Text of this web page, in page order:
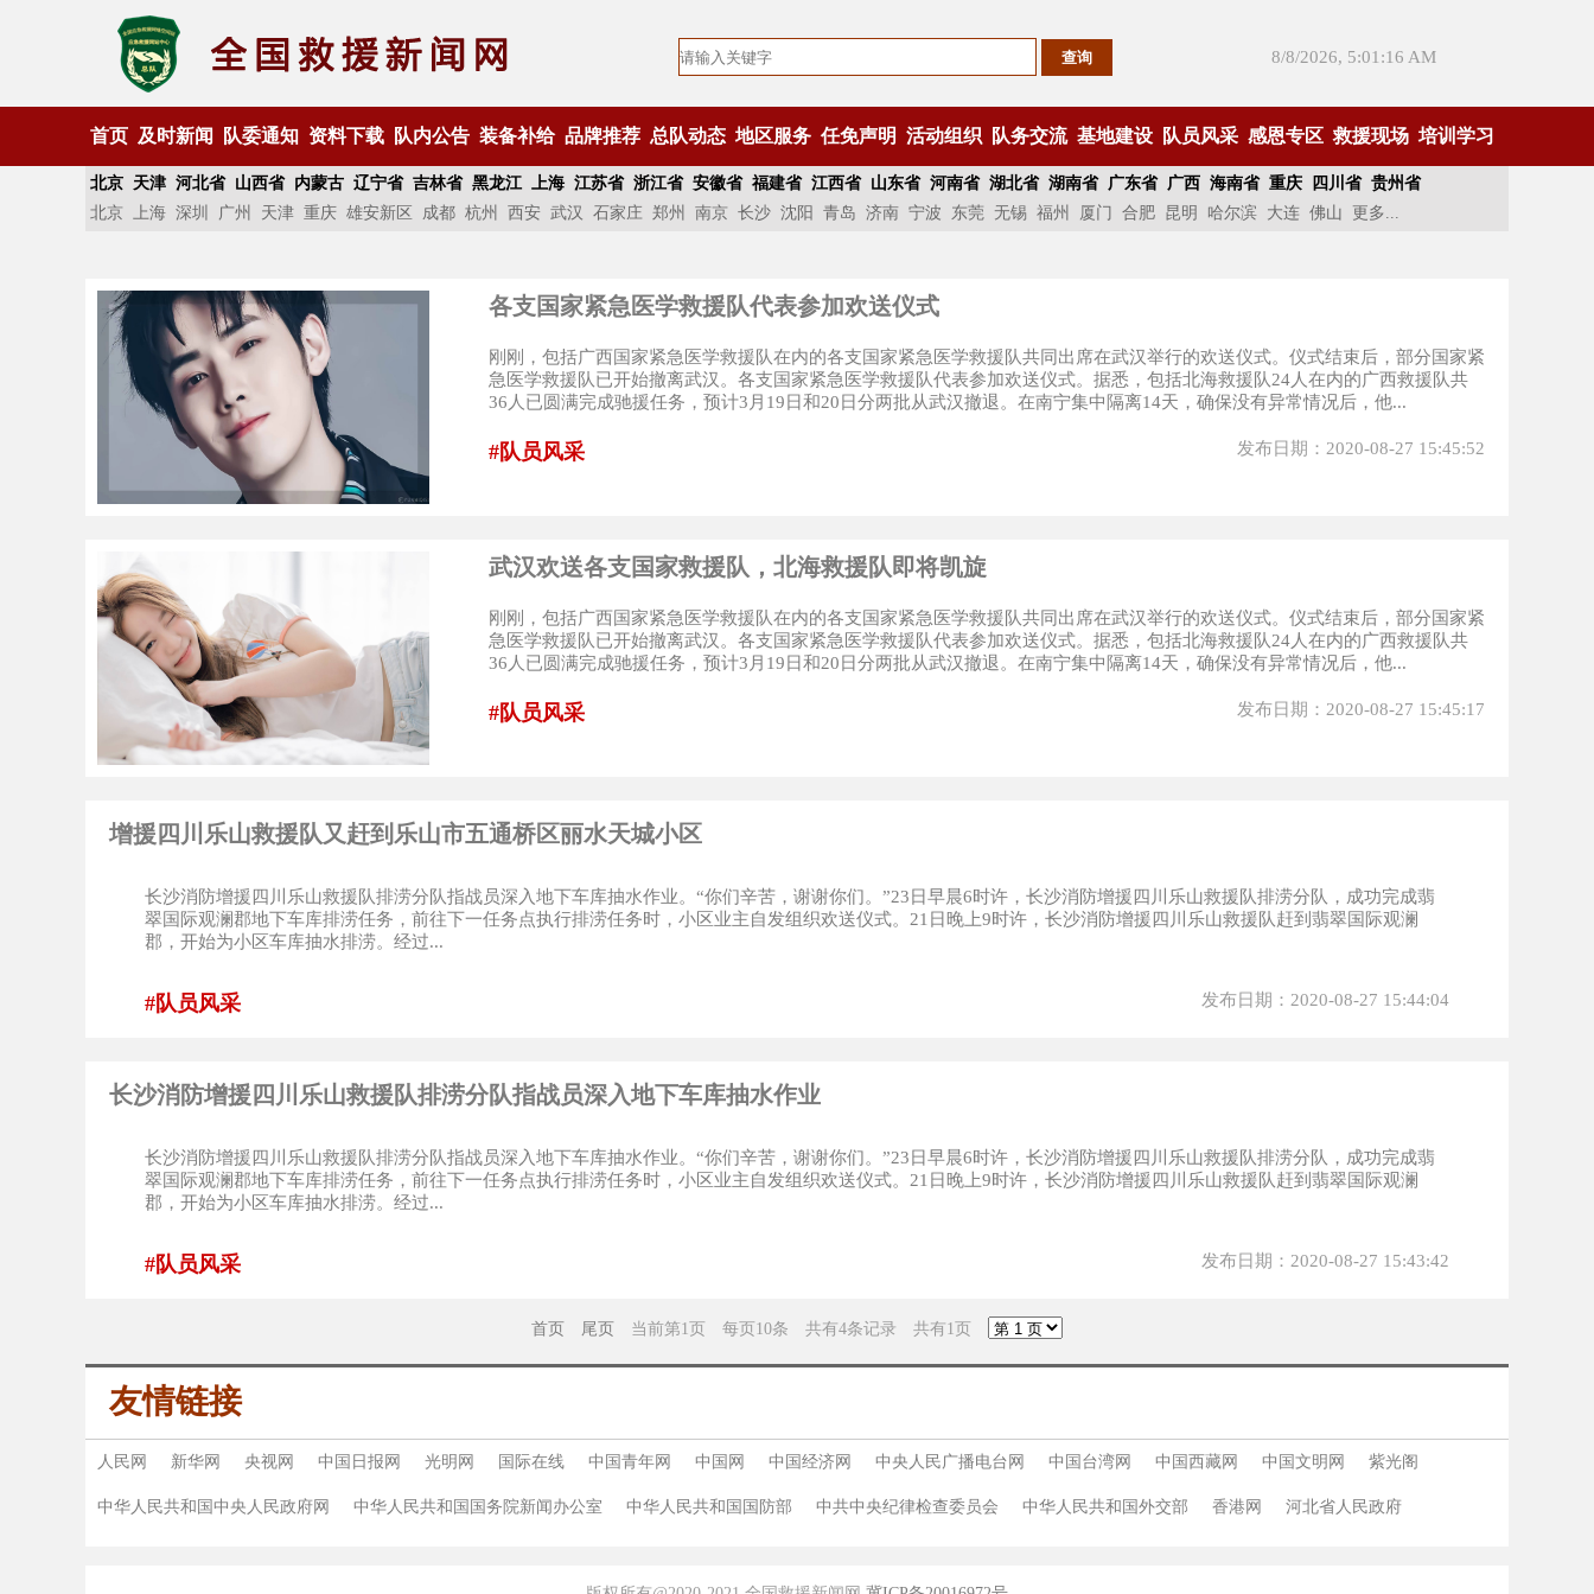
8/8/2026, 5:01:16 AM
首页 及时新闻 队委通知 资料下载 队内公告 装备补给 品牌推荐 总队动态 地区服务 任免声明 活动组织 队务交流 基地建设 队员风采 感恩专区 救援现场 培训学习
北京 天津 河北省 山西省 内蒙古 辽宁省 吉林省 黑龙江 上海 江苏省 浙江省 安徽省 福建省 江西省 山东省 河南省 湖北省 湖南省 广东省 广西 海南省 重庆 四川省 贵州省
北京 上海 深圳 广州 天津 重庆 雄安新区 成都 杭州 西安 武汉 石家庄 郑州 南京 长沙 沈阳 青岛 济南 宁波 东莞 无锡 福州 厦门 合肥 昆明 哈尔滨 大连 佛山 更多...
各支国家紧急医学救援队代表参加欢送仪式
刚刚，包括广西国家紧急医学救援队在内的各支国家紧急医学救援队共同出席在武汉举行的欢送仪式。仪式结束后，部分国家紧
急医学救援队已开始撤离武汉。各支国家紧急医学救援队代表参加欢送仪式。据悉，包括北海救援队24人在内的广西救援队共
36人已圆满完成驰援任务，预计3月19日和20日分两批从武汉撤退。在南宁集中隔离14天，确保没有异常情况后，他...
#队员风采 发布日期：2020-08-27 15:45:52
武汉欢送各支国家救援队，北海救援队即将凯旋
刚刚，包括广西国家紧急医学救援队在内的各支国家紧急医学救援队共同出席在武汉举行的欢送仪式。仪式结束后，部分国家紧
急医学救援队已开始撤离武汉。各支国家紧急医学救援队代表参加欢送仪式。据悉，包括北海救援队24人在内的广西救援队共
36人已圆满完成驰援任务，预计3月19日和20日分两批从武汉撤退。在南宁集中隔离14天，确保没有异常情况后，他...
#队员风采 发布日期：2020-08-27 15:45:17
增援四川乐山救援队又赶到乐山市五通桥区丽水天城小区
长沙消防增援四川乐山救援队排涝分队指战员深入地下车库抽水作业。“你们辛苦，谢谢你们。”23日早晨6时许，长沙消防增援四川乐山救援队排涝分队，成功完成翡
翠国际观澜郡地下车库排涝任务，前往下一任务点执行排涝任务时，小区业主自发组织欢送仪式。21日晚上9时许，长沙消防增援四川乐山救援队赶到翡翠国际观澜
郡，开始为小区车库抽水排涝。经过...
#队员风采 发布日期：2020-08-27 15:44:04
长沙消防增援四川乐山救援队排涝分队指战员深入地下车库抽水作业
长沙消防增援四川乐山救援队排涝分队指战员深入地下车库抽水作业。“你们辛苦，谢谢你们。”23日早晨6时许，长沙消防增援四川乐山救援队排涝分队，成功完成翡
翠国际观澜郡地下车库排涝任务，前往下一任务点执行排涝任务时，小区业主自发组织欢送仪式。21日晚上9时许，长沙消防增援四川乐山救援队赶到翡翠国际观澜
郡，开始为小区车库抽水排涝。经过...
#队员风采 发布日期：2020-08-27 15:43:42
首页 尾页 当前第1页 每页10条 共有4条记录 共有1页
友情链接
人民网 新华网 央视网 中国日报网 光明网 国际在线 中国青年网 中国网 中国经济网 中央人民广播电台网 中国台湾网 中国西藏网 中国文明网 紫光阁
中华人民共和国中央人民政府网 中华人民共和国国务院新闻办公室 中华人民共和国国防部 中共中央纪律检查委员会 中华人民共和国外交部 香港网 河北省人民政府